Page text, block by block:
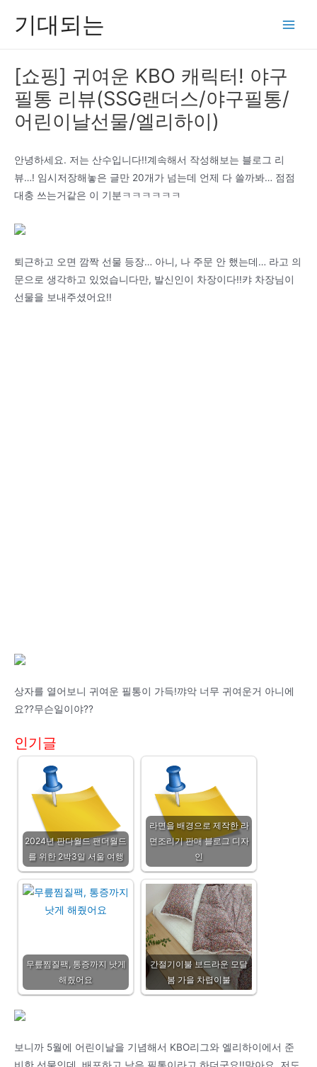
기대되는
[쇼핑] 귀여운 KBO 캐릭터! 야구
필통 리뷰(SSG랜더스/야구필통/
어린이날선물/엘리하이)
안녕하세요. 저는 산수입니다!!계속해서 작성해보는 블로그 리
뷰…! 임시저장해놓은 글만 20개가 넘는데 언제 다 쓸까봐… 점점
대충 쓰는거같은 이 기분ㅋㅋㅋㅋㅋㅋ
퇴근하고 오면 깜짝 선물 등장… 아니, 나 주문 안 했는데… 라고 의
문으로 생각하고 있었습니다만, 발신인이 차장이다!!캬 차장님이
선물을 보내주셨어요!!
상자를 열어보니 귀여운 필통이 가득!꺄악 너무 귀여운거 아니에
요??무슨일이야??
인기글
2024년 판다월드 팬더월드
를 위한 2박3일 서울 여행
라면을 배경으로 제작한 라
면조리기 판매 블로그 디자
인
무릎찜질팩, 통증까지 낫게
해줬어요
간절기이불 보드라운 모달
봄 가을 차렵이불
보니까 5월에 어린이날을 기념해서 KBO리그와 엘리하이에서 준